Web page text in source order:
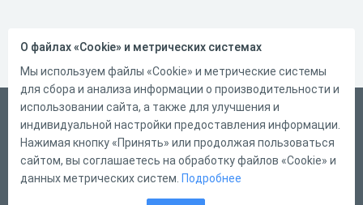
Русский
Справка
Форма обратной связи
О файлах «Cookie» и метрических системах
Мы используем файлы «Cookie» и метрические системы
для сбора и анализа информации о производительности и
использовании сайта, а также для улучшения и
индивидуальной настройки предоставления информации.
Нажимая кнопку «Принять» или продолжая пользоваться
сайтом, вы соглашаетесь на обработку файлов «Cookie» и
данных метрических систем. Подробнее